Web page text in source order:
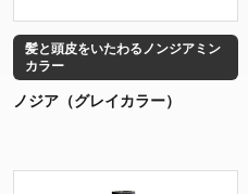
髪と頭皮をいたわるノンジアミン
カラー
ノジア（グレイカラー）